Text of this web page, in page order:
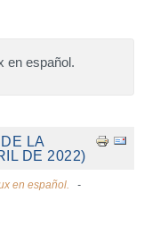
en español.
LA
DE 2022)
en español.